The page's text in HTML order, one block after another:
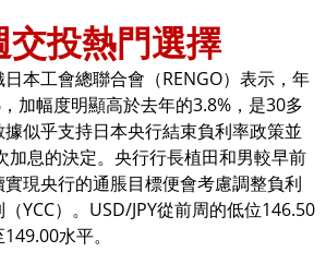
交投熱門選擇
本工會總聯合會（RENGO）表示，年
加幅度明顯高於去年的3.8%，是30多
似乎支持日本央行結束負利率政策並
加息的決定。央行行長植田和男較早前
現央行的通脹目標便會考慮調整負利
YCC）。USD/JPY從前周的低位146.50
水平。